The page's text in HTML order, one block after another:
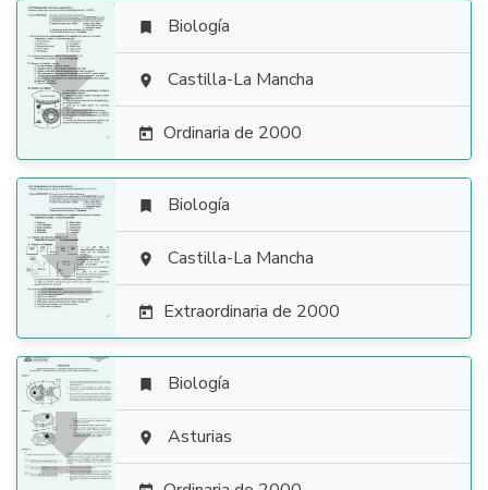

 Biología
 Castilla-La Mancha
 Ordinaria de 2000

 Biología
 Castilla-La Mancha
 Extraordinaria de 2000

 Biología
 Asturias